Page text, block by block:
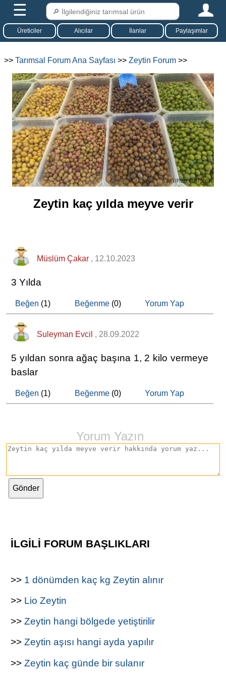
☰
Üreticiler Alıcılar İlanlar Paylaşımlar
>> Tarımsal Forum Ana Sayfası >> Zeytin Forum >>
Zeytin kaç yılda meyve verir
Müslüm Çakar , 12.10.2023
3 Yılda
Beğen (1) Beğenme(0) Yorum Yap
Suleyman Evcil , 28.09.2022
5 yıldan sonra ağaç başına 1, 2 kilo vermeye
baslar
Beğen (1) Beğenme(0) Yorum Yap
Yorum Yazın
İLGİLİ FORUM BAŞLIKLARI
>> 1 dönümden kaç kg Zeytin alınır
>> Lio Zeytin
>> Zeytin hangi bölgede yetiştirilir
>> Zeytin aşısı hangi ayda yapılır
>> Zeytin kaç günde bir sulanır